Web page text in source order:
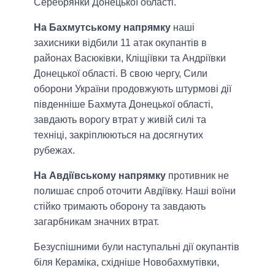
Серебрянки Донецької області.
На Бахмутському напрямку наші
захисники відбили 11 атак окупантів в
районах Васюківки, Кліщіївки та Андріївки
Донецької області. В свою чергу, Сили
оборони України продовжують штурмові дії
південніше Бахмута Донецької області,
завдають ворогу втрат у живій силі та
техніці, закріплюються на досягнутих
рубежах.
На Авдіївському напрямку противник не
полишає спроб оточити Авдіївку. Наші воїни
стійко тримають оборону та завдають
загарбникам значних втрат.
Безуспішними були наступальні дії окупантів
біля Кераміка, східніше Новобахмутівки,